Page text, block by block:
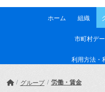
ホーム 組織
市町村デ
利用方法・
グループ 労働・賃金